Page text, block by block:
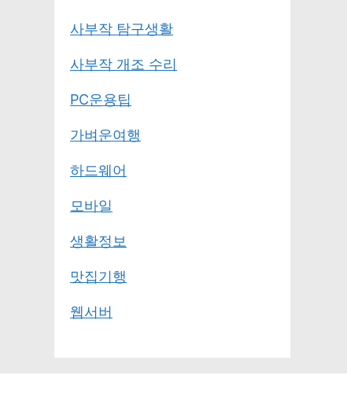
사부작 탐구생활
사부작 개조 수리
PC운용팁
가벼운여행
하드웨어
모바일
생활정보
맛집기행
웹서버